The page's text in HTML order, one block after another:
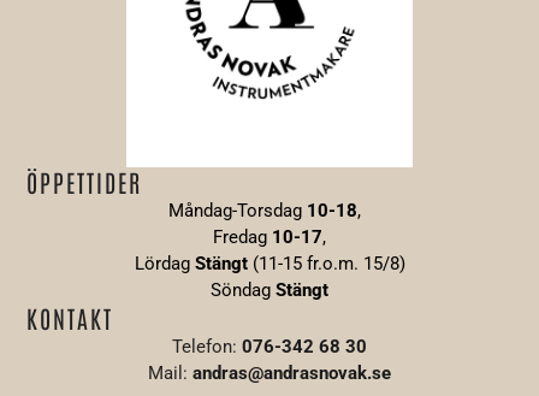
ÖPPETTIDER
Måndag-Torsdag 10-18,
Fredag 10-17,
Lördag Stängt (11-15 fr.o.m. 15/8)
Söndag Stängt
KONTAKT
Telefon: 076-342 68 30
Mail: andras@andrasnovak.se